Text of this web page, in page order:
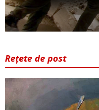
Rețete de post